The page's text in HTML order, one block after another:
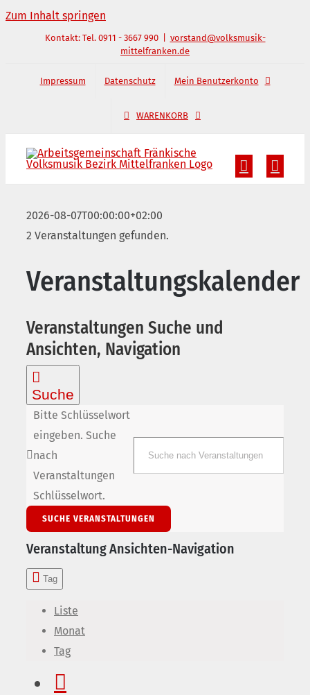
Zum Inhalt springen
Kontakt: Tel. 0911 - 3667 990
vorstand@volksmusik-
mittelfranken.de
Impressum Datenschutz Mein Benutzerkonto
WARENKORB
2026-08-07T00:00:00+02:00
2 Veranstaltungen gefunden.
Veranstaltungskalender
Veranstaltungen Suche und
Ansichten, Navigation
Suche
Bitte Schlüsselwort
eingeben. Suche
nach
Veranstaltungen
Schlüsselwort.
SUCHE VERANSTALTUNGEN
Veranstaltung Ansichten-Navigation
Tag
Liste
Monat
Tag